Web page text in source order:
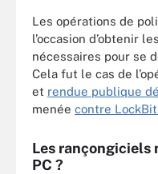
Les opérations de
l’occasion d’obtenir
nécessaires pour se
Cela fut le cas de
et rendue publique
menée contre
Les rançongiciels
PC ?